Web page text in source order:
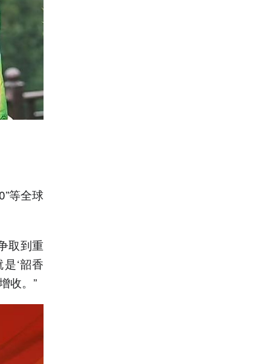
等全球
取到重
‘韶香
收。”